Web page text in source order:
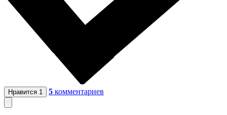
Нравится 1 5 комментариев